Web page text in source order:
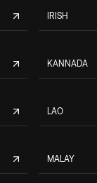
IRISH
KANNADA
LAO
MALAY